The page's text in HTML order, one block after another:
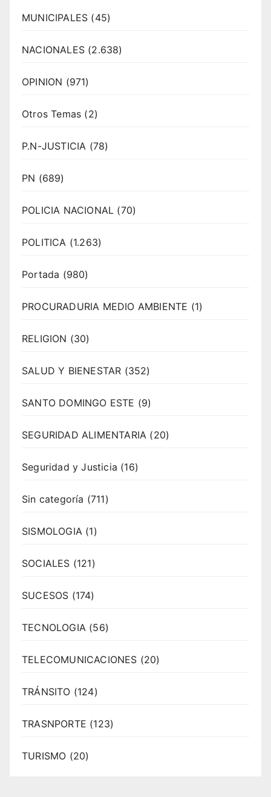
MUNICIPALES (45)
NACIONALES (2.638)
OPINION (971)
Otros Temas (2)
P.N-JUSTICIA (78)
PN (689)
POLICIA NACIONAL (70)
POLITICA (1.263)
Portada (980)
PROCURADURIA MEDIO AMBIENTE (1)
RELIGION (30)
SALUD Y BIENESTAR (352)
SANTO DOMINGO ESTE (9)
SEGURIDAD ALIMENTARIA (20)
Seguridad y Justicia (16)
Sin categoría (711)
SISMOLOGIA (1)
SOCIALES (121)
SUCESOS (174)
TECNOLOGIA (56)
TELECOMUNICACIONES (20)
TRÁNSITO (124)
TRASNPORTE (123)
TURISMO (20)